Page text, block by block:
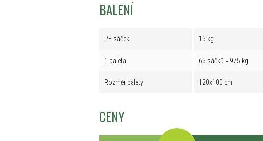
BALENÍ
PE sáček 15 kg
1 paleta 65 sáčků = 975 kg
Rozměr palety 120x100 cm
CENY